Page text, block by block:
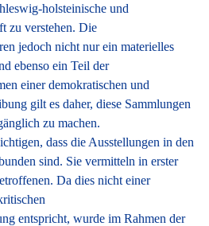
holsteinische und
zu verstehen. Die
jedoch nicht nur ein materielles
ebenso ein Teil der
einer demokrati­schen und
gilt es daher, diese Sammlungen
zu machen.
dass die Ausstellungen in den
sind. Sie vermitteln in erster
Da dies nicht einer
entspricht, wurde im Rahmen der